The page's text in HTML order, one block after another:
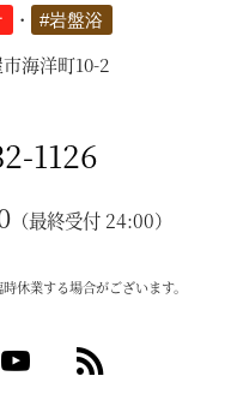
・ #岩盤浴
海洋町10-2
1126
（最終受付 24:00）
休業する場合がございます。